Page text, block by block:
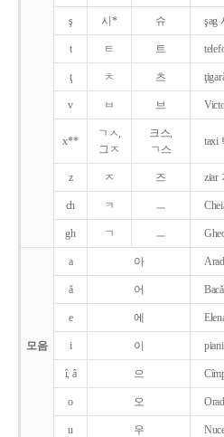
ş 시* 슈 şag
t ㅌ 트
ţ ㅊ 츠
v ㅂ 브
x**
ㄱㅅ,
그ㅈ
크스,
ㄱ스
taxi
z ㅈ 즈 ziar
ch ㅋ ㅡ
gh ㄱ ㅡ
모음
a 아
ǎ 어
e 에
i 이
î, â 으
o 오
u 우